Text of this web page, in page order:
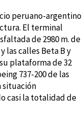
peruano-argentino
El terminal
de 2980 m. de
las calles Beta B y
plataforma de 32
737-200 de las
situación
casi la totalidad de